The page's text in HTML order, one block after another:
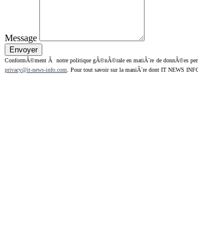
Message
ConformÃ©ment Ã notre politique gÃ©nÃ©rale en matiÃ¨re de donnÃ©es
privacy@it-news-info.com . Pour tout savoir sur la maniÃ¨re dont IT NEWS